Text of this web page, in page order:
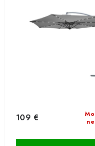
109 €